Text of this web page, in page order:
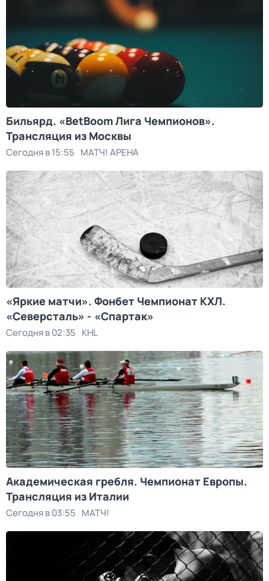
Бильярд. «BetBoom Лига Чемпионов».
Трансляция из Москвы
Сегодня в 15:55 МАТЧ! АРЕНА
«Яркие матчи». Фонбет Чемпионат КХЛ.
«Северсталь» - «Спартак»
Сегодня в 02:35 KHL
Академическая гребля. Чемпионат Европы.
Трансляция из Италии
Сегодня в 03:55 МАТЧ!